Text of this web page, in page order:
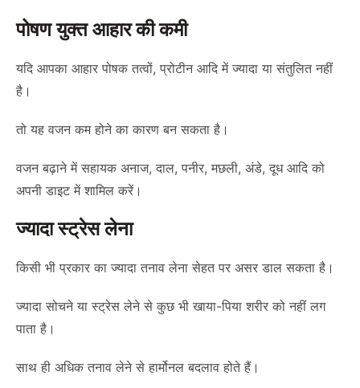
पोषण युक्त आहार की कमी
यदि आपका आहार पोषक तत्वों, प्रोटीन आदि में ज्यादा या संतुलित नहीं
है।
तो यह वजन कम होने का कारण बन सकता है।
वजन बढ़ाने में सहायक अनाज, दाल, पनीर, मछली, अंडे, दूध आदि को
अपनी डाइट में शामिल करें।
ज्यादा स्ट्रेस लेना
किसी भी प्रकार का ज्यादा तनाव लेना सेहत पर असर डाल सकता है।
ज्यादा सोचने या स्ट्रेस लेने से कुछ भी खाया-पिया शरीर को नहीं लग
पाता है।
साथ ही अधिक तनाव लेने से हार्मोनल बदलाव होते हैं।